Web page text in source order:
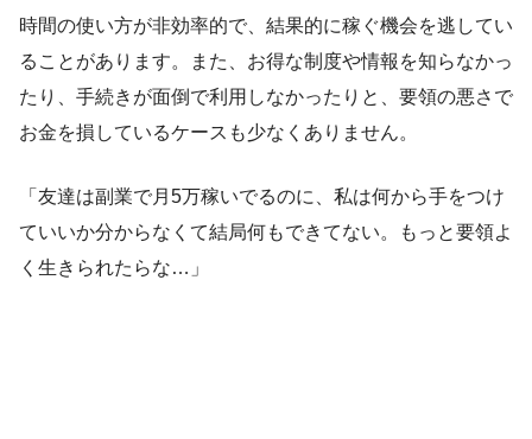
時間の使い方が非効率的で、結果的に稼ぐ機会を逃してい
ることがあります。また、お得な制度や情報を知らなかっ
たり、手続きが面倒で利用しなかったりと、要領の悪さで
お金を損しているケースも少なくありません。
「友達は副業で月5万稼いでるのに、私は何から手をつけ
ていいか分からなくて結局何もできてない。もっと要領よ
く生きられたらな…」